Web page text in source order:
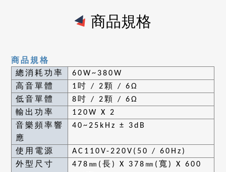
商品規格
商品規格
總消耗功率
60W~380W
高音單體
1吋 / 2顆 / 6Ω
低音單體
8吋 / 2顆 / 6Ω
輸出功率
120W X 2
音樂頻率響
應
40~25kHz ± 3dB
使用電源
AC110V-220V(50 / 60Hz)
外型尺寸
478 ㎜ ( 長 ) X 378 ㎜ ( 寬 ) X 600